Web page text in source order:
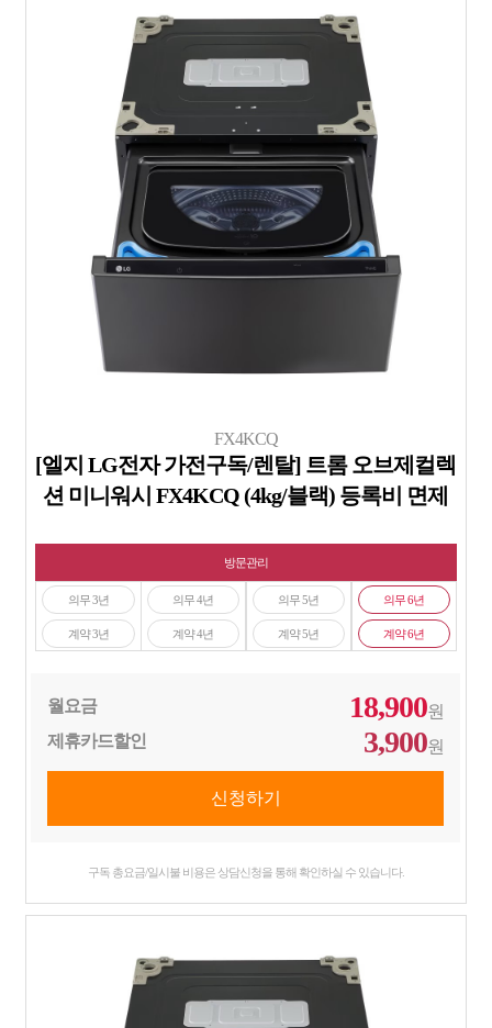
FX4KCQ
[엘지 LG전자 가전구독/렌탈] 트롬 오브제컬렉
션 미니워시 FX4KCQ (4kg/블랙) 등록비 면제
방문관리
의무 3년
계약 3년
의무 4년
계약 4년
의무 5년
계약 5년
의무 6년
계약 6년
월요금 18,900원
제휴카드할인
3,900원
구독 총요금/일시불 비용은 상담신청을 통해 확인하실 수 있습니다.